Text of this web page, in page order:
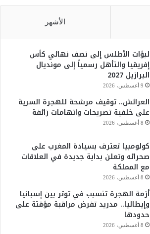
الأشهر
لبؤات الأطلس إلى نصف نهائي كأس
إفريقيا والتأهل رسمياً إلى مونديال
البرازيل 2027
9 أغسطس، 2026
العرائش.. توقيف مرشحة للهجرة السرية
على خلفية تصريحات واتهامات زائفة
8 أغسطس، 2026
كولومبيا تعترف بسيادة المغرب على
صحرائه وتعلن بداية جديدة في العلاقات
مع المملكة
8 أغسطس، 2026
أزمة الهجرة تتسبب في توتر بين إسبانيا
وإيطاليا.. مدريد تفرض مراقبة مؤقتة على
حدودها
8 أغسطس، 2026